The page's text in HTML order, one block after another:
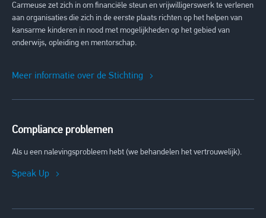
Carmeuse zet zich in om financiële steun en vrijwilligerswerk te verlenen
aan organisaties die zich in de eerste plaats richten op het helpen van
kansarme kinderen in nood met mogelijkheden op het gebied van
onderwijs, opleiding en mentorschap.
Meer informatie over de Stichting
Compliance problemen
Als u een nalevingsprobleem hebt (we behandelen het vertrouwelijk).
Speak Up